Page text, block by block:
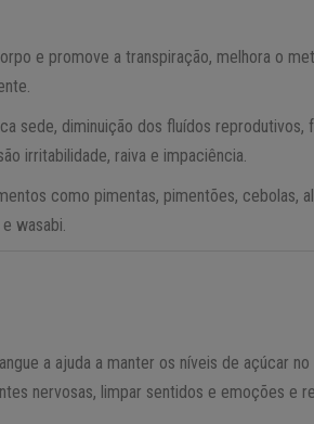
e promove a transpiração, melhora o
sede, diminuição dos fluídos reprodutivos,
irritabilidade, raiva e impaciência.
como pimentas, pimentões, cebolas,
wasabi.
a ajuda a manter os níveis de açúcar
nervosas, limpar sentidos e emoções e